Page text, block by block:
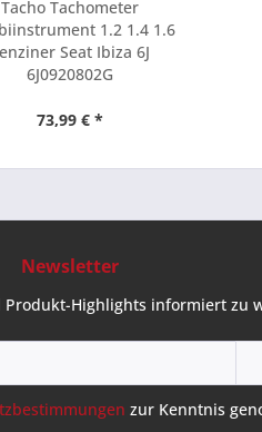
Tacho Tachometer
1.2 1.4 1.6
Seat Ibiza 6J
6J0920802G
73,99 € *
Newsletter
Highlights informiert zu
zur Kenntnis